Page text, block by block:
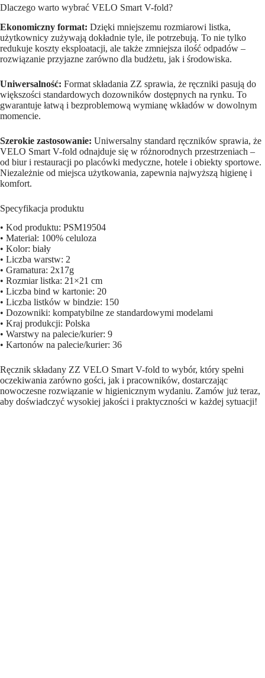
Dlaczego warto wybrać VELO Smart V-fold?
Ekonomiczny format: Dzięki mniejszemu rozmiarowi listka,
użytkownicy zużywają dokładnie tyle, ile potrzebują. To nie tylko
redukuje koszty eksploatacji, ale także zmniejsza ilość odpadów –
rozwiązanie przyjazne zarówno dla budżetu, jak i środowiska.
Uniwersalność: Format składania ZZ sprawia, że ręczniki pasują do
większości standardowych dozowników dostępnych na rynku. To
gwarantuje łatwą i bezproblemową wymianę wkładów w dowolnym
momencie.
Szerokie zastosowanie: Uniwersalny standard ręczników sprawia, że
VELO Smart V-fold odnajduje się w różnorodnych przestrzeniach –
od biur i restauracji po placówki medyczne, hotele i obiekty sportowe.
Niezależnie od miejsca użytkowania, zapewnia najwyższą higienę i
komfort.
Specyfikacja produktu
• Kod produktu: PSM19504
• Materiał: 100% celuloza
• Kolor: biały
• Liczba warstw: 2
• Gramatura: 2x17g
• Rozmiar listka: 21×21 cm
• Liczba bind w kartonie: 20
• Liczba listków w bindzie: 150
• Dozowniki: kompatybilne ze standardowymi modelami
• Kraj produkcji: Polska
• Warstwy na palecie/kurier: 9
• Kartonów na palecie/kurier: 36
Ręcznik składany ZZ VELO Smart V-fold to wybór, który spełni
oczekiwania zarówno gości, jak i pracowników, dostarczając
nowoczesne rozwiązanie w higienicznym wydaniu. Zamów już teraz,
aby doświadczyć wysokiej jakości i praktyczności w każdej sytuacji!